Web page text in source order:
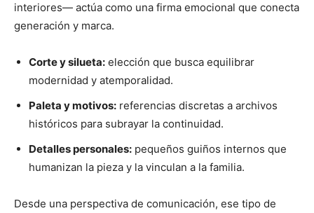
interiores— actúa como una firma emocional que conecta
generación y marca.
Corte y silueta: elección que busca equilibrar
modernidad y atemporalidad.
Paleta y motivos: referencias discretas a archivos
históricos para subrayar la continuidad.
Detalles personales: pequeños guiños internos que
humanizan la pieza y la vinculan a la familia.
Desde una perspectiva de comunicación, ese tipo de